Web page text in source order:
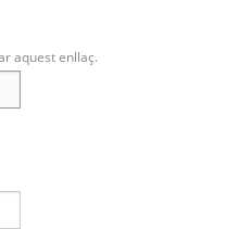
aquest enllaç.